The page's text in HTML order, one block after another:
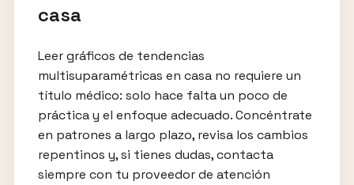
casa
Leer gráficos de tendencias
multisuparamétricas en casa no requiere un
título médico: solo hace falta un poco de
práctica y el enfoque adecuado. Concéntrate
en patrones a largo plazo, revisa los cambios
repentinos y, si tienes dudas, contacta
siempre con tu proveedor de atención